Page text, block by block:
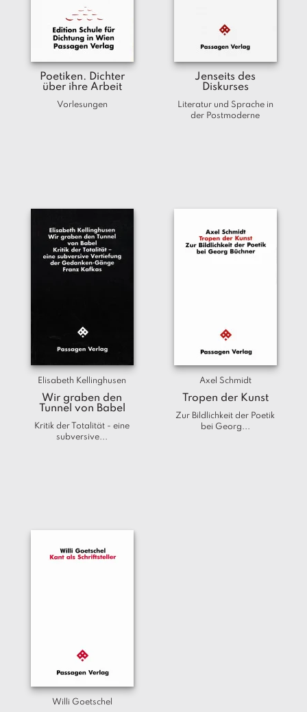
Poetiken. Dichter
über ihre Arbeit
Vorlesungen
Jenseits des
Diskurses
Literatur und Sprache in
der Postmoderne
Elisabeth Kellinghusen
Wir graben den
Tunnel von Babel
Kritik der Totalität - eine
subversive...
Axel Schmidt
Tropen der Kunst
Zur Bildlichkeit der Poetik
bei Georg...
Willi Goetschel